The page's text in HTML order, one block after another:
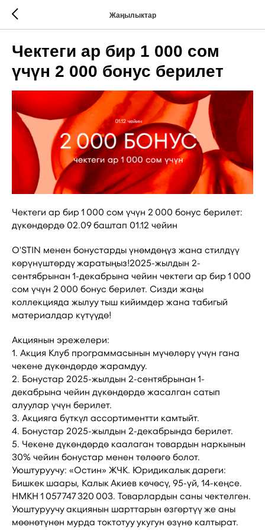
Жаңылыктар
Чектеги ар бир 1 000 сом
үчүн 2 000 бонус берилет
Чектеги ар бир 1 000 сом үчүн 2 000 бонус берилет:
дүкөндөрдө 02.09 баштап 01.12 чейин
O'STIN менен бонустарды үнөмдөңүз жана стилдүү
көрүнүштөрдү жаратыңыз!2025-жылдын 2-
сентябрынан 1-декабрына чейин чектеги ар бир 1 000
сом үчүн 2 000 бонус берилет. Сизди жаңы
коллекцияда жылуу тыш кийимдер жана табигый
материалдар күтүүдө!
Акциянын эрежелери:
1. Акция Клуб программасынын мүчөлөрү үчүн гана
чекене дүкөндөрдө жарамдуу.
2. Бонустар 2025-жылдын 2-сентябрынан 1-
декабрына чейин дүкөндөрдө жасалган сатып
алуулар үчүн берилет.
3. Акцияга бүткүл ассортиментти камтыйт.
4. Бонустар 2025-жылдын 2-декабрында берилет.
5. Чекене дүкөндөрдө каалаган товардын наркынын
30% чейин бонустар менен төлөөгө болот.
Уюштуруучу: «Остин» ЖЧК. Юридикалык дареги:
Бишкек шаары, Калык Акиев көчөсү, 95-үй, 14-кеңсе.
НМКН 1 057 747 320 003. Товарлардын саны чектелген.
Уюштуруучу акциянын шарттарын өзгөртүү же аны
мөөнөтүнөн мурда токтотуу укугун өзүнө калтырат.